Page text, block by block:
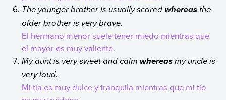
The younger brother is usually scared whereas the
older brother is very brave.
El hermano menor suele tener miedo mientras que
el mayor es muy valiente.
My aunt is very sweet and calm whereas my uncle is
very loud.
Mi tía es muy dulce y tranquila mientras que mi tío